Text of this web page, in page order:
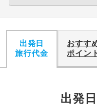
出発日
旅行代金
おすす
ポイン
出発
おひとり様バ
おひ